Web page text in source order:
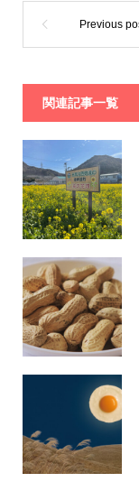
関連記事一覧